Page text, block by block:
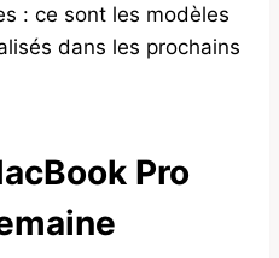
: ce sont les modèles
dans les prochains
Pro